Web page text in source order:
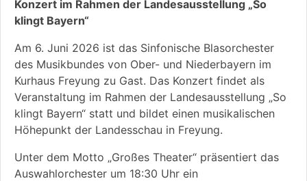
Konzert im Rahmen der Landesausstellung „So
klingt Bayern“
Am 6. Juni 2026 ist das Sinfonische Blasorchester
des Musikbundes von Ober- und Niederbayern im
Kurhaus Freyung zu Gast. Das Konzert findet als
Veranstaltung im Rahmen der Landesausstellung „So
klingt Bayern“ statt und bildet einen musikalischen
Höhepunkt der Landesschau in Freyung.
Unter dem Motto „Großes Theater“ präsentiert das
Auswahlorchester um 18:30 Uhr ein